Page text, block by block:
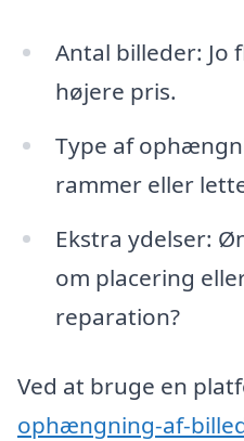
Antal billeder: Jo
højere pris.
Type af
rammer eller
Ekstra ydelser:
om placering
reparation?
Ved at bruge en
ophængning-af-